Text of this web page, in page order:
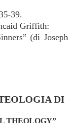
39.
Griffith:
(di Joseph
DI
THEOLOGY”